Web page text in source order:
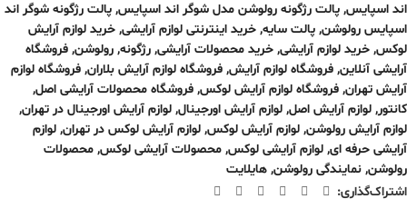
اند اسپایس, پالت رژگونه رولوشن مدل شوگر اند اسپایس, پالت رژگونه شوگر اند
اسپایس رولوشن, پالت سایه, خرید اینترنتی لوازم آرایشی, خرید لوازم آرایش
لوکس, خرید لوازم آرایشی, خرید محصولات آرایشی, رژگونه, رولوشن, فروشگاه
آرایشی آنلاین, فروشگاه لوازم آرایش, فروشگاه لوازم آرایش بلاران, فروشگاه لوازم
آرایش تهران, فروشگاه لوازم آرایش لوکس, فروشگاه محصولات آرایشی اصل,
کانتور, لوازم آرایش اصل, لوازم آرایش اورجینال, لوازم آرایش اورجینال در تهران,
لوازم آرایش رولوشن, لوازم آرایش لوکس, لوازم آرایش لوکس در تهران, لوازم
آرایشی حرفه ای, لوازم آرایشی لوکس, محصولات آرایشی لوکس, محصولات
رولوشن, نمایندگی رولوشن, هایلایت
اشتراک‌گذاری: